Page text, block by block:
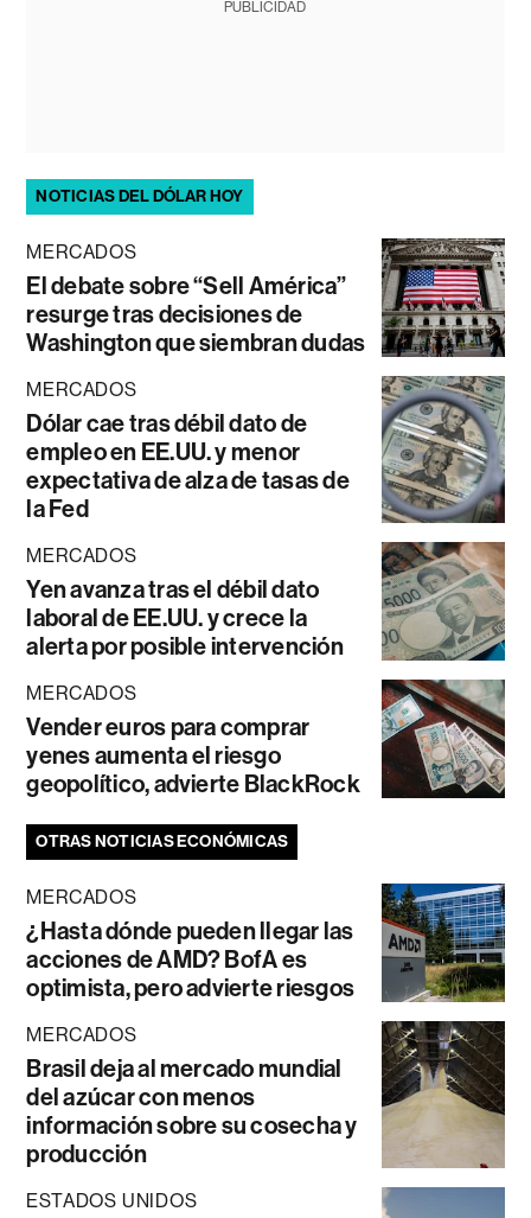
PUBLICIDAD
NOTICIAS DEL DÓLAR HOY
MERCADOS
El debate sobre “Sell América”
resurge tras decisiones de
Washington que siembran dudas
MERCADOS
Dólar cae tras débil dato de
empleo en EE.UU. y menor
expectativa de alza de tasas de
la Fed
MERCADOS
Yen avanza tras el débil dato
laboral de EE.UU. y crece la
alerta por posible intervención
MERCADOS
Vender euros para comprar
yenes aumenta el riesgo
geopolítico, advierte BlackRock
OTRAS NOTICIAS ECONÓMICAS
MERCADOS
¿Hasta dónde pueden llegar las
acciones de AMD? BofA es
optimista, pero advierte riesgos
MERCADOS
Brasil deja al mercado mundial
del azúcar con menos
información sobre su cosecha y
producción
ESTADOS UNIDOS